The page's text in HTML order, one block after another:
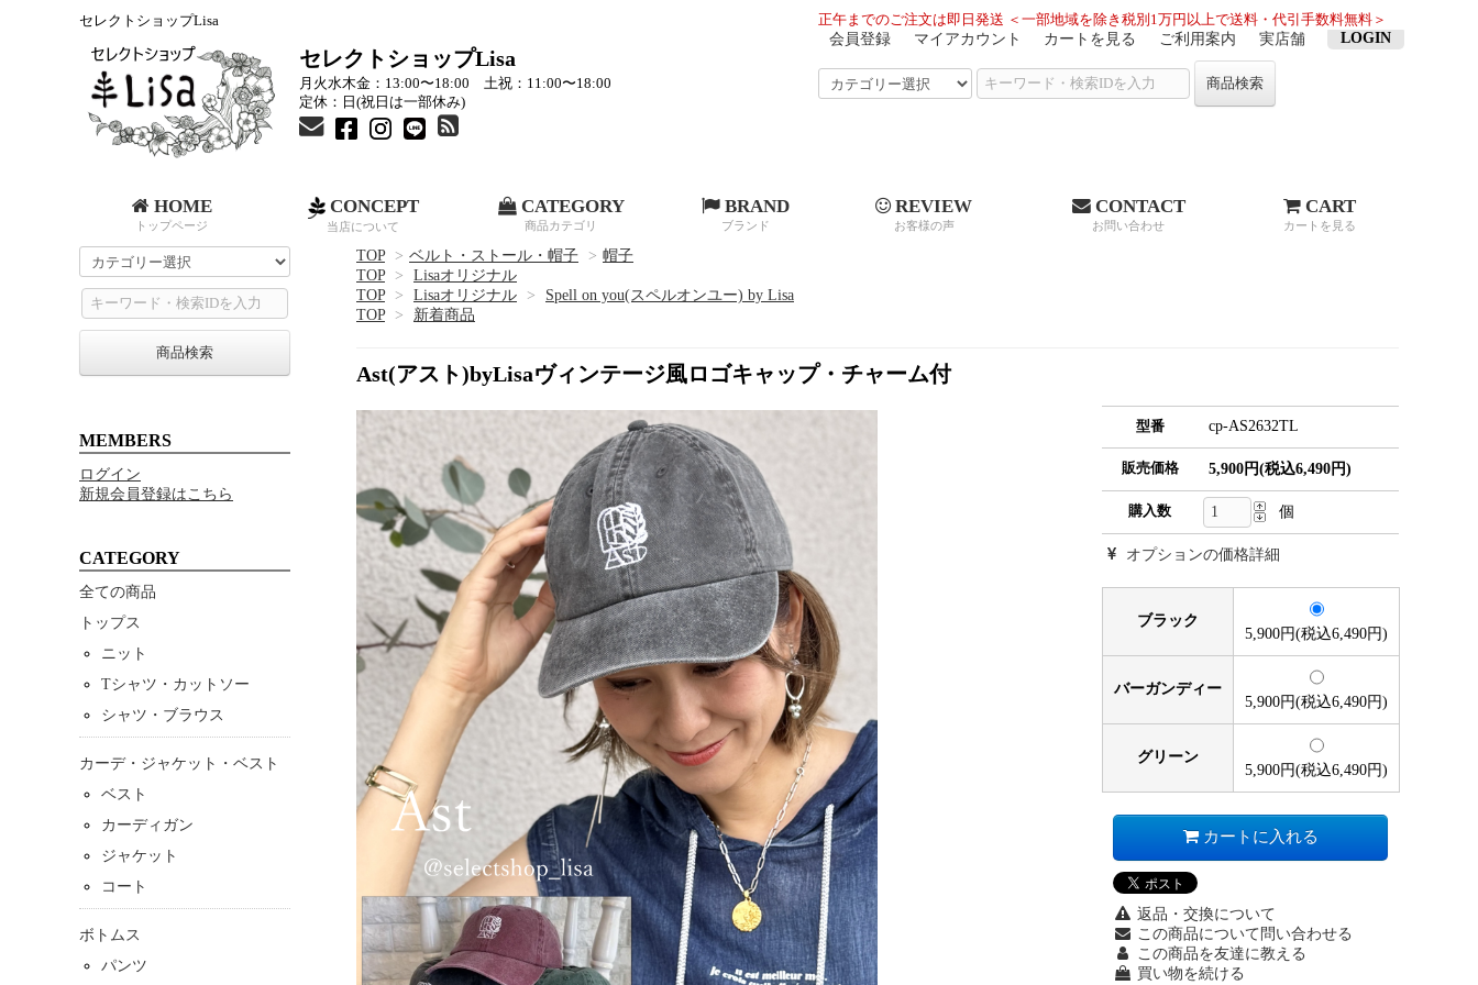
正午までのご注文は即日発送 ＜一部地域を除き税別1万円以上で送料・代引手数料無料＞
会員登録 マイアカウント カートを見る ご利用案内 実店舗 LOGIN
商品検索
セレクトショップLisa
セレクトショップLisa
月火水木金：13:00〜18:00 土祝：11:00〜18:00
定休：日(祝日は一部休み)
HOME
トップページ
CONCEPT
当店について
CATEGORY
商品カテゴリ
BRAND
ブランド
REVIEW
お客様の声
CONTACT
お問い合わせ
CART
カートを見る
TOP > ベルト・ストール・帽子 > 帽子
TOP
>
Lisaオリジナル
TOP
> Lisaオリジナル >
Spell on you(スペルオンユー) by Lisa
TOP
> 新着商品
Ast(アスト)byLisaヴィンテージ風ロゴキャップ・チャーム付
型番 cp-AS2632TL
販売価格 5,900円(税込6,490円)
購入数 個
オプションの価格詳細
ブラック
5,900円(税込6,490円)
バーガンディー
5,900円(税込6,490円)
グリーン
5,900円(税込6,490円)
カートに入れる
返品・交換について
この商品について問い合わせる
この商品を友達に教える
買い物を続ける
商品検索
MEMBERS
ログイン
新規会員登録はこちら
CATEGORY
全ての商品
トップス
ニット
Tシャツ・カットソー
シャツ・ブラウス
カーデ・ジャケット・ベスト
ベスト
カーディガン
ジャケット
コート
ボトムス
パンツ